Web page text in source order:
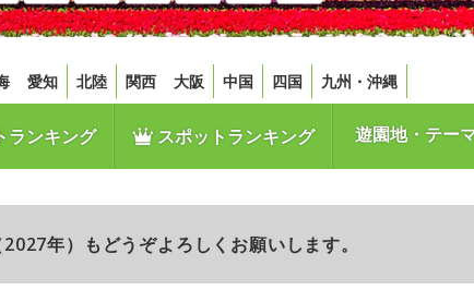
愛知 北陸 関西 大阪 中国 四国 九州・沖縄
ランキング スポットランキング 遊園地・テー
年）もどうぞよろしくお願いします。